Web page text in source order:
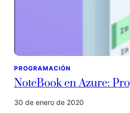
PROGRAMACIÓN
NoteBook en Azure:
30 de enero de 2020